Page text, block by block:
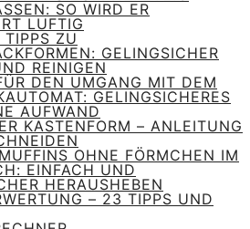
SO WIRD ER
LUFTIG
TIPPS ZU
GELINGSICHER
REINIGEN
DEN UMGANG MIT DEM
GELINGSICHERES
AUFWAND
KASTENFORM – ANLEITUNG
OHNE FÖRMCHEN IM
EINFACH UND
HERAUSHEBEN
– 23 TIPPS UND